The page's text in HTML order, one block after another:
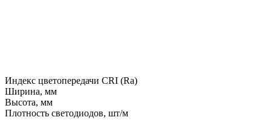
Индекс цветопередачи CRI (Ra)
Ширина, мм
Высота, мм
Плотность светодиодов, шт/м